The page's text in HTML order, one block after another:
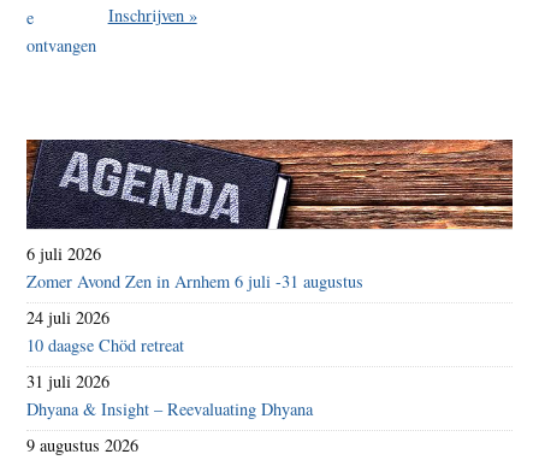
Inschrijven »
6 juli 2026
Zomer Avond Zen in Arnhem 6 juli -31 augustus
24 juli 2026
10 daagse Chöd retreat
31 juli 2026
Dhyana & Insight – Reevaluating Dhyana
9 augustus 2026